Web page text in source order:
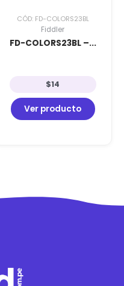
CÓD: FD-COLORS23BL
Fiddler
FD-COLORS23BL –...
$14
Ver producto